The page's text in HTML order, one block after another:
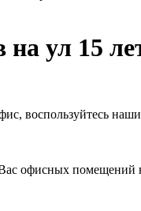
ул 15
воспользуйтесь
офисных помещений